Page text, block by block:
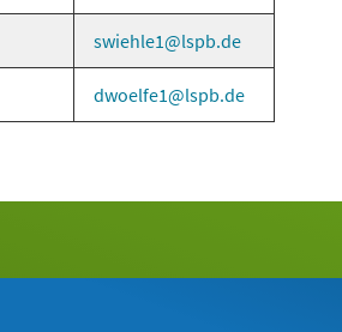
swiehle1 lspb de
dwoelfe1 lspb de